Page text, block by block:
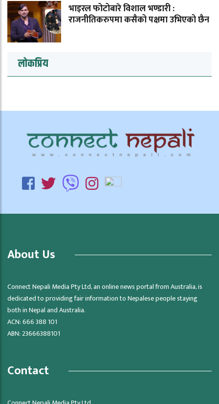
भाइरल फोटोबारे विशाल भण्डारी :
राजनीतिकरुपमा कसैको पक्षमा उभिएको छैन
लोकप्रिय
About Us
Connect Nepali Media Pty Ltd, an online news portal from Australia, is
dedicated to providing fair information to Nepalese people staying
both in Nepal and Australia.
ACN: 666 388 101
ABN: 23666388101
Contact